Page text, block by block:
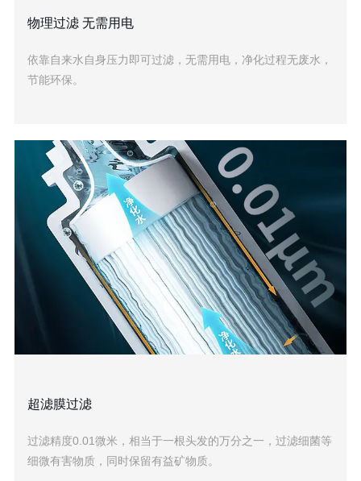
物理过滤 无需用电
依靠自来水自身压力即可过滤，无需用电，净化过程无废水，
节能环保。
超滤膜过滤
过滤精度0.01微米，相当于一根头发的万分之一，过滤细菌等
细微有害物质，同时保留有益矿物质。